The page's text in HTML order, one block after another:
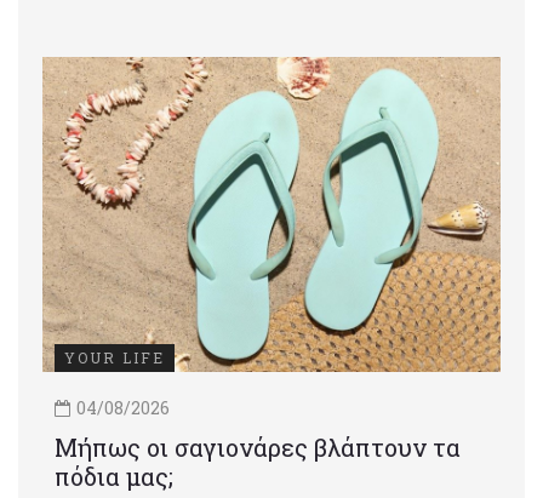
YOUR LIFE
04/08/2026
Μήπως οι σαγιονάρες βλάπτουν τα
πόδια μας;